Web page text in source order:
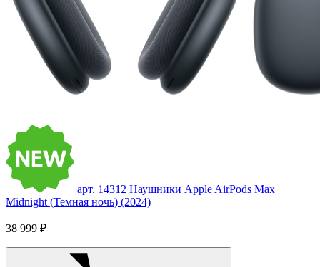
арт. 14312 Наушники Apple AirPods Max
Midnight (Темная ночь) (2024)
38 999 ₽